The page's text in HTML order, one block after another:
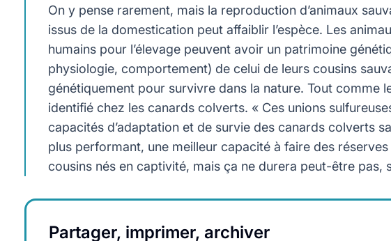
On y pense rarement, mais la reproduction d’animaux
issus de la domestication peut affaiblir l’espèce. Les
humains pour l’élevage peuvent avoir un patrimoine
physiologie, comportement) de celui de leurs cousins
génétiquement pour survivre dans la nature. Tout comme
identifié chez les canards colverts. « Ces unions
capacités d’adaptation et de survie des canards colverts
plus performant, une meilleur capacité à faire des
cousins nés en captivité, mais ça ne durera peut-être pas,
Partager, imprimer, archiver